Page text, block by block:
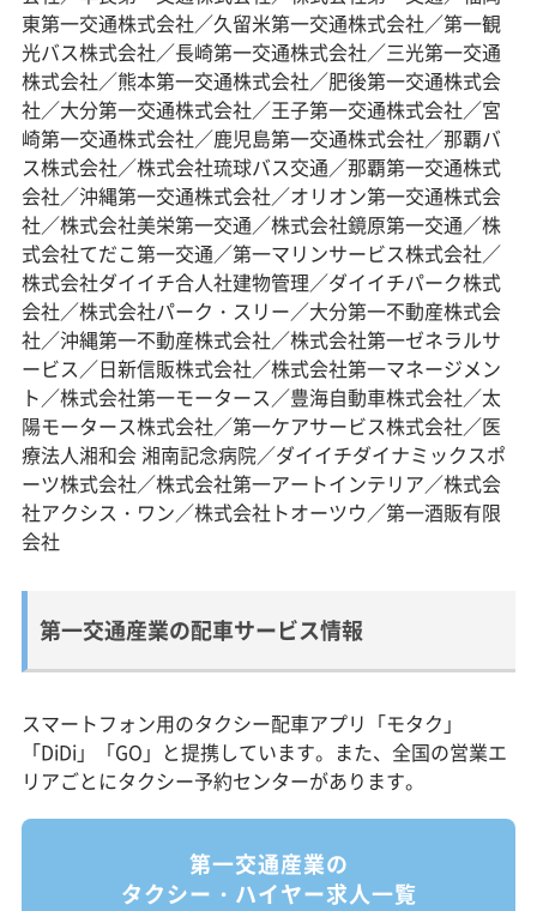
東第一交通株式会社／久留米第一交通株式会社／第一観
光バス株式会社／長崎第一交通株式会社／三光第一交通
株式会社／熊本第一交通株式会社／肥後第一交通株式会
社／大分第一交通株式会社／王子第一交通株式会社／宮
崎第一交通株式会社／鹿児島第一交通株式会社／那覇バ
ス株式会社／株式会社琉球バス交通／那覇第一交通株式
会社／沖縄第一交通株式会社／オリオン第一交通株式会
社／株式会社美栄第一交通／株式会社鏡原第一交通／株
式会社てだこ第一交通／第一マリンサービス株式会社／
株式会社ダイイチ合人社建物管理／ダイイチパーク株式
会社／株式会社パーク・スリー／大分第一不動産株式会
社／沖縄第一不動産株式会社／株式会社第一ゼネラルサ
ービス／日新信販株式会社／株式会社第一マネージメン
ト／株式会社第一モータース／豊海自動車株式会社／太
陽モータース株式会社／第一ケアサービス株式会社／医
療法人湘和会 湘南記念病院／ダイイチダイナミックスポ
ーツ株式会社／株式会社第一アートインテリア／株式会
社アクシス・ワン／株式会社トオーツウ／第一酒販有限
会社
第一交通産業の配車サービス情報
スマートフォン用のタクシー配車アプリ「モタク」
「DiDi」「GO」と提携しています。また、全国の営業エ
リアごとにタクシー予約センターがあります。
第一交通産業の
タクシー・ハイヤー求人一覧